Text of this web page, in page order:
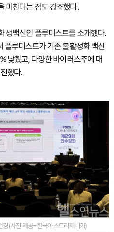
미친다는 점도 강조했다.
생백신인 플루미스트를 소개했다.
플루미스트가 기존 불활성화 백신
낮췄고, 다양한 바이러스주에 대
했다.
(사진 제공=한국아스트라제네카)